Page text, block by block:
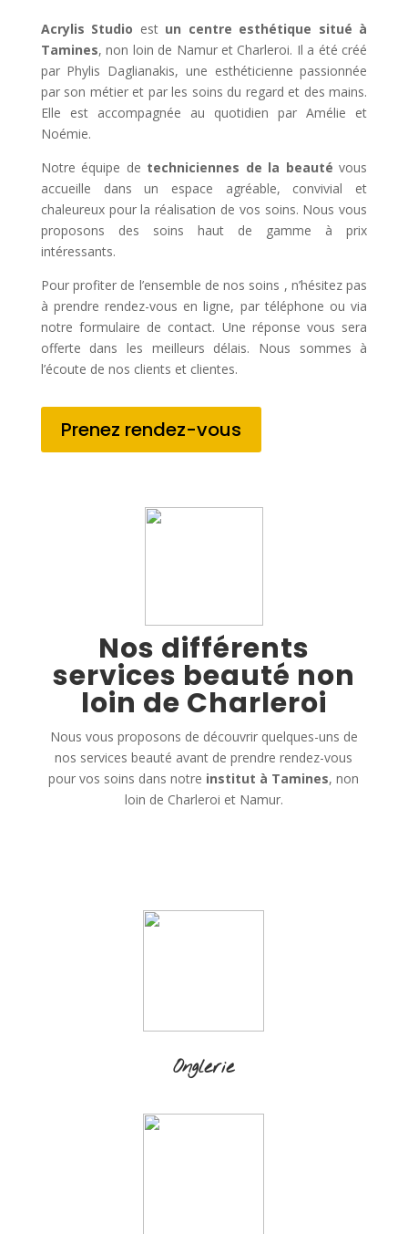
Acrylis Studio est un centre esthétique situé à
Tamines, non loin de Namur et Charleroi. Il a été créé
par Phylis Daglianakis, une esthéticienne passionnée
par son métier et par les soins du regard et des mains.
Elle est accompagnée au quotidien par Amélie et
Noémie.
Notre équipe de techniciennes de la beauté vous
accueille dans un espace agréable, convivial et
chaleureux pour la réalisation de vos soins. Nous vous
proposons des soins haut de gamme à prix
intéressants.
Pour profiter de l’ensemble de nos soins , n’hésitez pas
à prendre rendez-vous en ligne, par téléphone ou via
notre formulaire de contact. Une réponse vous sera
offerte dans les meilleurs délais. Nous sommes à
l’écoute de nos clients et clientes.
Prenez rendez-vous
Nos différents
services beauté non
loin de Charleroi
Nous vous proposons de découvrir quelques-uns de
nos services beauté avant de prendre rendez-vous
pour vos soins dans notre institut à Tamines, non
loin de Charleroi et Namur.
Onglerie